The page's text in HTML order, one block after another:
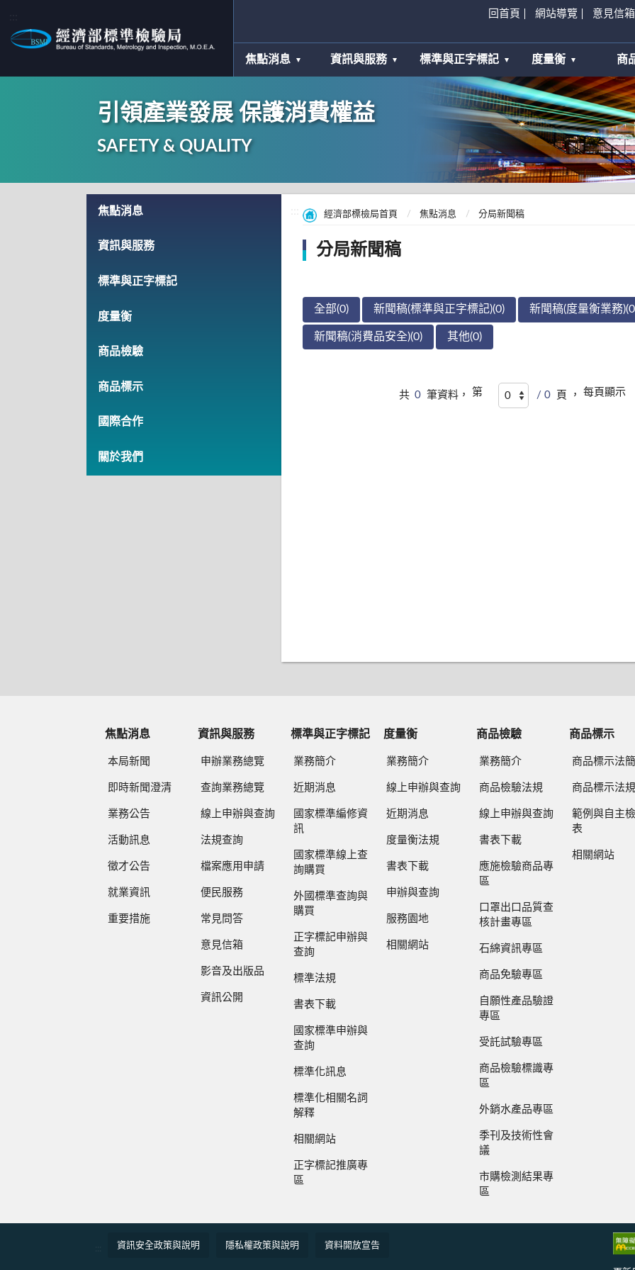
回首頁 網站導覽 意見信箱
焦點消息 資訊與服務 標準與正字標記 度量衡 商
引領產業發展 保護消費權益
SAFETY & QUALITY
焦點消息
資訊與服務
標準與正字標記
度量衡
商品檢驗
商品標示
國際合作
關於我們
經濟部標檢局首頁 焦點消息 分局新聞稿
分局新聞稿
全部(0) 新聞稿(標準與正字標記)(0) 新聞稿(度量衡業務
新聞稿(消費品安全)(0) 其他(0)
共 0 筆資料， 第 / 0 頁 ， 每頁顯示
焦點消息
本局新聞
即時新聞澄清
業務公告
活動訊息
徵才公告
就業資訊
重要措施
資訊與服務
申辦業務總覽
查詢業務總覽
線上申辦與查詢
法規查詢
檔案應用申請
便民服務
常見問答
意見信箱
影音及出版品
資訊公開
標準與正字標記
業務簡介
近期消息
國家標準編修資
訊
國家標準線上查
詢購買
外國標準查詢與
購買
正字標記申辦與
查詢
標準法規
書表下載
國家標準申辦與
查詢
標準化訊息
標準化相關名詞
解釋
相關網站
正字標記推廣專
區
度量衡
業務簡介
線上申辦與查詢
近期消息
度量衡法規
書表下載
申辦與查詢
服務園地
相關網站
商品檢驗
業務簡介
商品檢驗法規
線上申辦與查詢
書表下載
應施檢驗商品專
區
口罩出口品質查
核計畫專區
石綿資訊專區
商品免驗專區
自願性產品驗證
專區
受託試驗專區
商品檢驗標識專
區
外銷水產品專區
季刊及技術性會
議
市購檢測結果專
區
商品標示
商品標示法
商品標示法
範例與自主
表
相關網站
資訊安全政策與說明 隱私權政策與說明 資料開放宣告